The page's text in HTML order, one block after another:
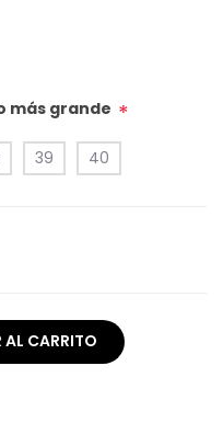
más grande *
39 40